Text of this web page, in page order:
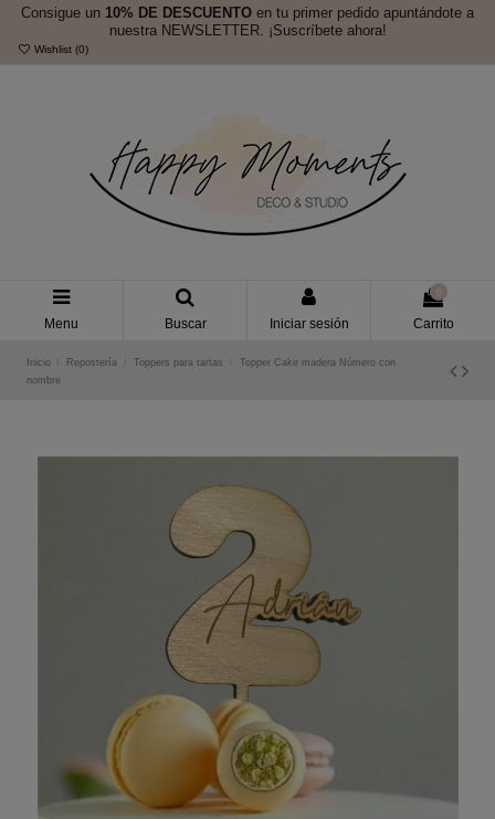
Consigue un 10% DE DESCUENTO en tu primer pedido apuntándote a
nuestra NEWSLETTER. ¡Suscríbete ahora!
Wishlist (0)
Menu Buscar Iniciar sesión Carrito
Inicio Repostería Toppers para tartas
Topper Cake madera Número con
nombre